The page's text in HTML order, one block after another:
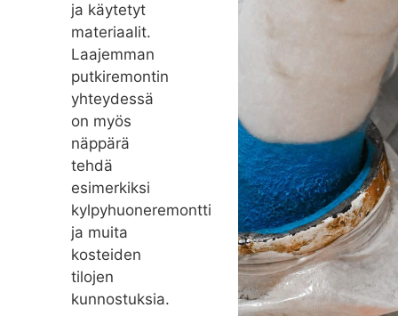
ja käytetyt
materiaalit.
Laajemman
putkiremontin
yhteydessä
on myös
näppärä
tehdä
esimerkiksi
kylpyhuoneremontti
ja muita
kosteiden
tilojen
kunnostuksia.